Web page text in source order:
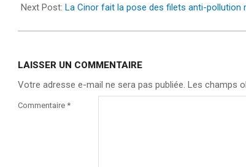
26
Next Post: La Cinor fait la pose des filets anti-pollution
LAISSER UN COMMENTAIRE
Votre adresse e-mail ne sera pas publiée. Les champs
Commentaire *